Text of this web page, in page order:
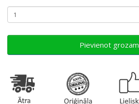
Pievienot grozam